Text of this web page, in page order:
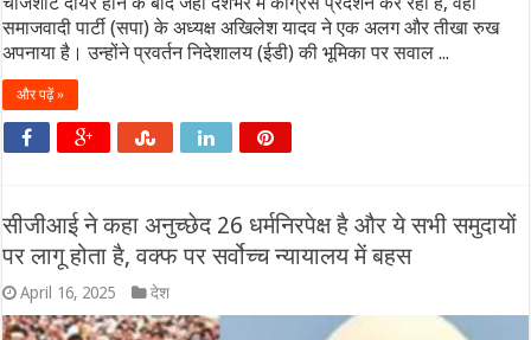
समाजवादी पार्टी (सपा) के अध्यक्ष अखिलेश यादव ने एक अलग और तीखा रुख
अपनाया है। उन्होंने प्रवर्तन निदेशालय (ईडी) की भूमिका पर सवाल ...
और पढ़ें »
सीजीआई ने कहा अनुच्छेद 26 धर्मनिरपेक्ष है और ये सभी समुदायों
पर लागू होता है, वक्फ पर सर्वोच्च न्यायालय में बहस
April 16, 2025 देश